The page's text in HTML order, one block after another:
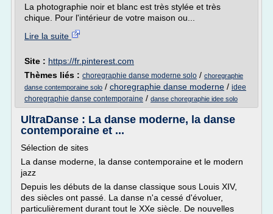
La photographie noir et blanc est très stylée et très
chique. Pour l'intérieur de votre maison ou...
Lire la suite
Site : https://fr.pinterest.com
Thèmes liés : choregraphie danse moderne solo / choregraphie
danse contemporaine solo / choregraphie danse moderne / idee
choregraphie danse contemporaine / danse choregraphie idee solo
UltraDanse : La danse moderne, la danse
contemporaine et ...
Sélection de sites
La danse moderne, la danse contemporaine et le modern
jazz
Depuis les débuts de la danse classique sous Louis XIV,
des siècles ont passé. La danse n'a cessé d'évoluer,
particulièrement durant tout le XXe siècle. De nouvelles